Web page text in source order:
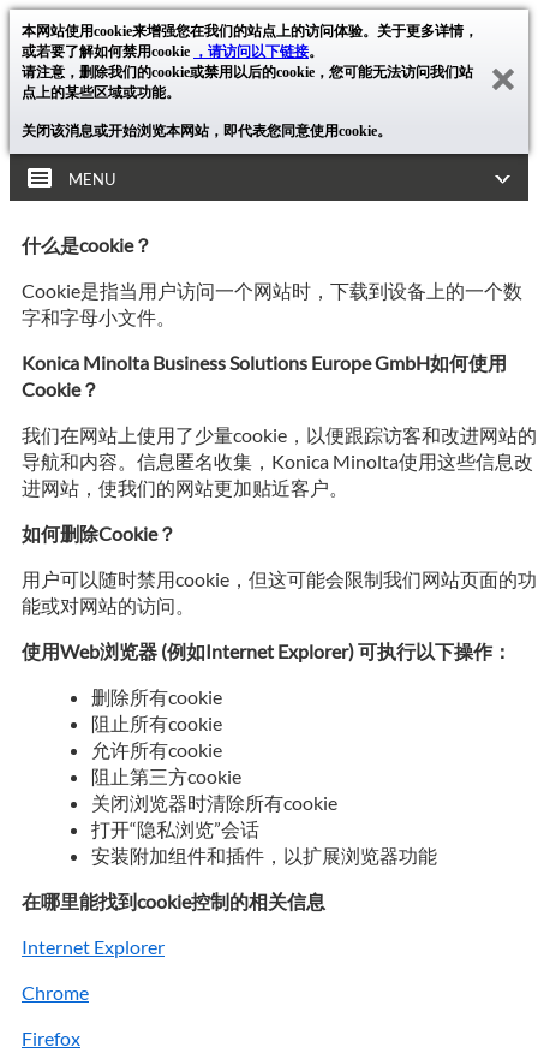
本网站使用cookie来增强您在我们的站点上的访问体验。关于更多详情，
或若要了解如何禁用cookie ，请访问以下链接。
请注意，删除我们的cookie或禁用以后的cookie，您可能无法访问我们站
点上的某些区域或功能。
关闭该消息或开始浏览本网站，即代表您同意使用cookie。
MENU
什么是cookie？
Cookie是指当用户访问一个网站时，下载到设备上的一个数
字和字母小文件。
Konica Minolta Business Solutions Europe GmbH如何使用
Cookie？
我们在网站上使用了少量cookie，以便跟踪访客和改进网站的
导航和内容。信息匿名收集，Konica Minolta使用这些信息改
进网站，使我们的网站更加贴近客户。
如何删除Cookie？
用户可以随时禁用cookie，但这可能会限制我们网站页面的功
能或对网站的访问。
使用Web浏览器 (例如Internet Explorer) 可执行以下操作：
删除所有cookie
阻止所有cookie
允许所有cookie
阻止第三方cookie
关闭浏览器时清除所有cookie
打开“隐私浏览”会话
安装附加组件和插件，以扩展浏览器功能
在哪里能找到cookie控制的相关信息
Internet Explorer
Chrome
Firefox